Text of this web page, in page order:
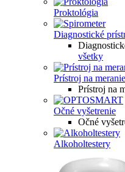
Proktológia
Diagnostické
všetky
Prístroj na
Prístroj na
Očné vyšetrenie
Očné
Alkoholtestery